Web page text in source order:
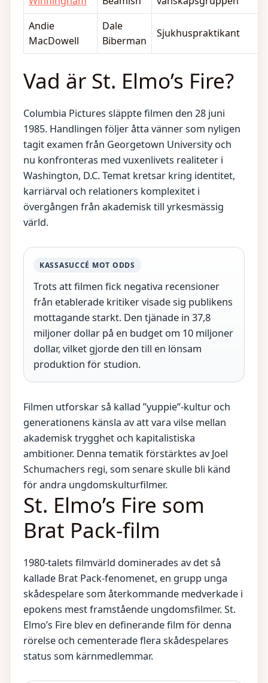
Andie
MacDowell
Dale
Biberman
Sjukhuspraktikant
Vad är St. Elmo’s Fire?
Columbia Pictures släppte filmen den 28 juni
1985. Handlingen följer åtta vänner som nyligen
tagit examen från Georgetown University och
nu konfronteras med vuxenlivets realiteter i
Washington, D.C. Temat kretsar kring identitet,
karriärval och relationers komplexitet i
övergången från akademisk till yrkesmässig
värld.
KASSASUCCÉ MOT ODDS
Trots att filmen fick negativa recensioner
från etablerade kritiker visade sig publikens
mottagande starkt. Den tjänade in 37,8
miljoner dollar på en budget om 10 miljoner
dollar, vilket gjorde den till en lönsam
produktion för studion.
Filmen utforskar så kallad ”yuppie”-kultur och
generationens känsla av att vara vilse mellan
akademisk trygghet och kapitalistiska
ambitioner. Denna tematik förstärktes av Joel
Schumachers regi, som senare skulle bli känd
för andra ungdomskulturfilmer.
St. Elmo’s Fire som
Brat Pack-film
1980-talets filmvärld dominerades av det så
kallade Brat Pack-fenomenet, en grupp unga
skådespelare som återkommande medverkade i
epokens mest framstående ungdomsfilmer. St.
Elmo’s Fire blev en definerande film för denna
rörelse och cementerade flera skådespelares
status som kärnmedlemmar.